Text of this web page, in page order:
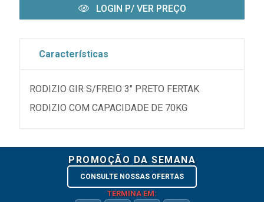
LOGIN P/ VER PREÇO
Características
RODIZIO GIR S/FREIO 3" PRETO FERTAK
RODIZIO COM CAPACIDADE DE 70KG
PROMOÇÃO DA SEMANA
CONSULTE NOSSAS OFERTAS
TERMINA EM: